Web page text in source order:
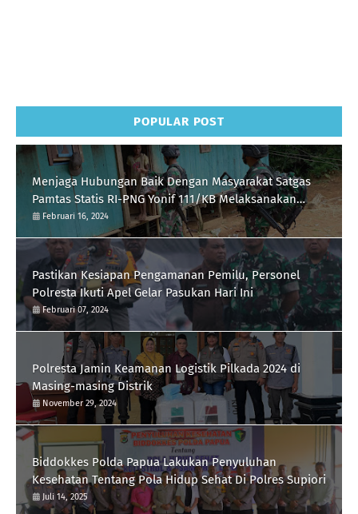
POPULAR POST
Menjaga Hubungan Baik Dengan Masyarakat Satgas
Pamtas Statis RI-PNG Yonif 111/KB Melaksanakan
Silaturrahmi
Februari 16, 2024
Pastikan Kesiapan Pengamanan Pemilu, Personel
Polresta Ikuti Apel Gelar Pasukan Hari Ini
Februari 07, 2024
Polresta Jamin Keamanan Logistik Pilkada 2024 di
Masing-masing Distrik
November 29, 2024
Biddokkes Polda Papua Lakukan Penyuluhan
Kesehatan Tentang Pola Hidup Sehat Di Polres Supiori
Juli 14, 2025